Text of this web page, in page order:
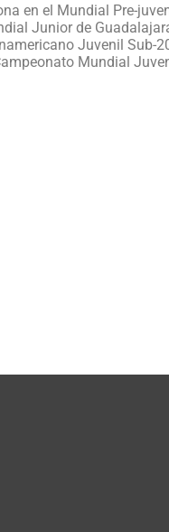
en el Mundial Pre-
Junior de
Juvenil Sub-
Mundial